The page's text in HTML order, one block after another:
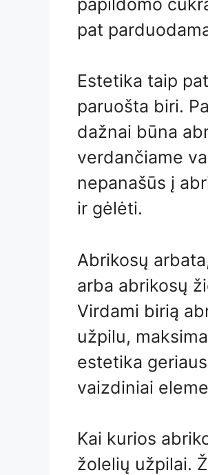
pat
Estetika taip
paruošta biri.
dažnai būna
verdančiame
nepanašūs į
ir gėlėti.
Abrikosų
arba abrikosų
Virdami birią
užpilu,
estetika
vaizdiniai
Kai kurios
žolelių užpilai.